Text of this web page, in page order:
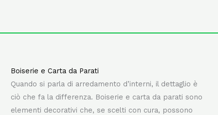
Boiserie e Carta da Parati
Quando si parla di arredamento d’interni, il dettaglio è
ciò che fa la differenza. Boiserie e carta da parati sono
elementi decorativi che, se scelti con cura, possono